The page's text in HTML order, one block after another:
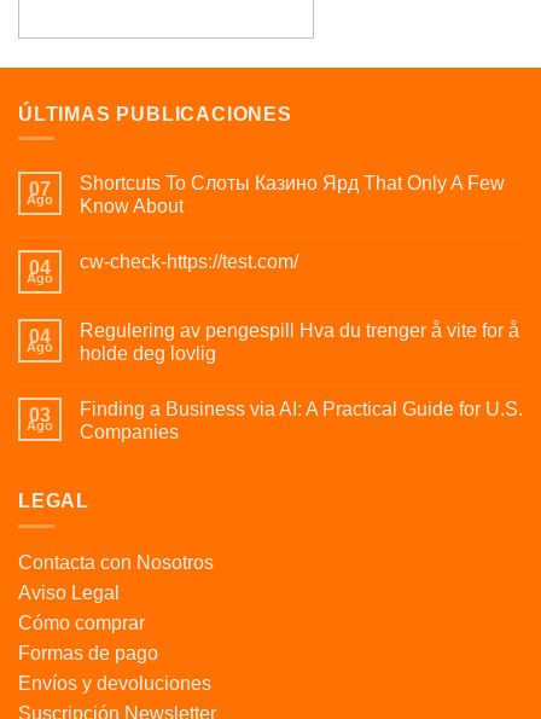
ÚLTIMAS PUBLICACIONES
07
Ago
Shortcuts To Слоты Казино Ярд That Only A Few
Know About
04
Ago
cw-check-https://test.com/
04
Ago
Regulering av pengespill Hva du trenger å vite for å
holde deg lovlig
03
Ago
Finding a Business via AI: A Practical Guide for U.S.
Companies
LEGAL
Contacta con Nosotros
Aviso Legal
Cómo comprar
Formas de pago
Envíos y devoluciones
Suscripción Newsletter